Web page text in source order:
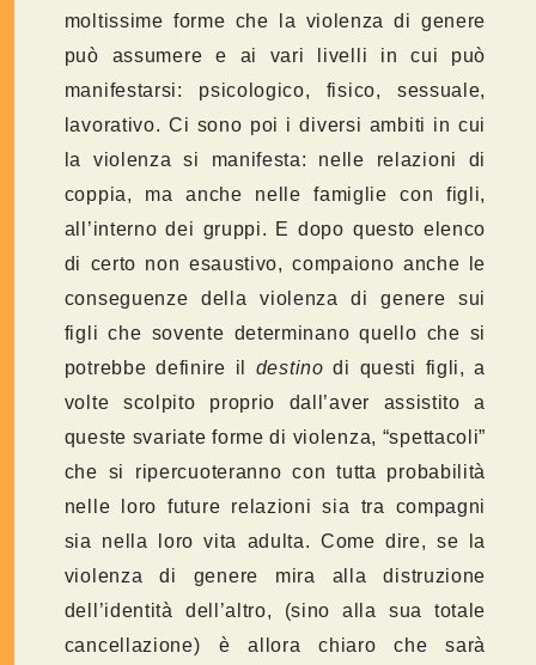
moltissime forme che la violenza di genere
può assumere e ai vari livelli in cui può
manifestarsi: psicologico, fisico, sessuale,
lavorativo. Ci sono poi i diversi ambiti in cui
la violenza si manifesta: nelle relazioni di
coppia, ma anche nelle famiglie con figli,
all’interno dei gruppi. E dopo questo elenco
di certo non esaustivo, compaiono anche le
conseguenze della violenza di genere sui
figli che sovente determinano quello che si
potrebbe definire il destinodi questi figli, a
volte scolpito proprio dall’aver assistito a
queste svariate forme di violenza, “spettacoli”
che si ripercuoteranno con tutta probabilità
nelle loro future relazioni sia tra compagni
sia nella loro vita adulta. Come dire, se la
violenza di genere mira alla distruzione
dell’identità dell’altro, (sino alla sua totale
cancellazione) è allora chiaro che sarà